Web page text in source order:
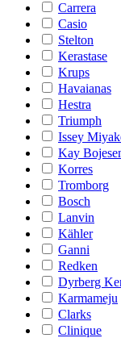
Carrera
Casio
Stelton
Kerastase
Krups
Havaianas
Hestra
Triumph
Issey
Kay
Korres
Tromborg
Bosch
Lanvin
Kähler
Ganni
Redken
Dyrberg
Karmameju
Clarks
Clinique